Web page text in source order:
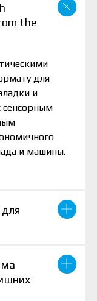
the
для
и
сенсорным
и машины.